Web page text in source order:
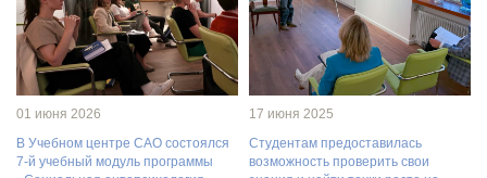
01 июня 2026
В Учебном центре САО состоялся
7-й учебный модуль программы
17 июня 2025
Студентам предоставилась
возможность проверить свои